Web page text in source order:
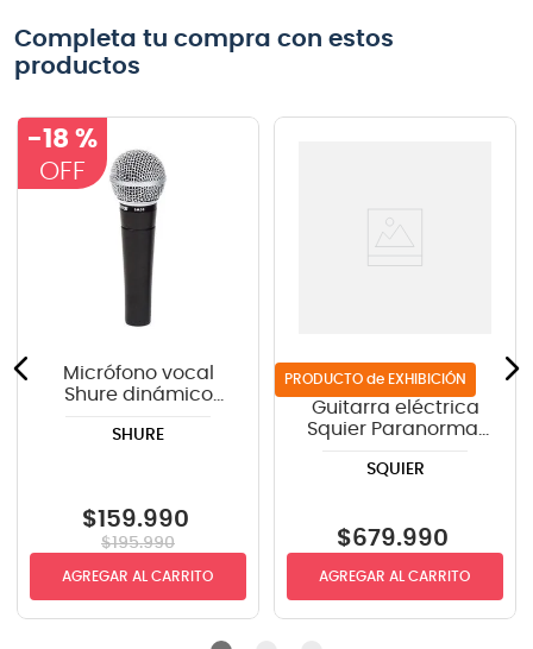
Completa tu compra con estos
productos
-18 %
Micrófono vocal
Shure dinámico
SHURE
$159.990
$195.990
AGREGAR AL CARRITO
de EXHIBICIÓN
Guitarra eléctrica
Squier Paranormal
Crimson Red
SQUIER
$679.990
AGREGAR AL CARRITO